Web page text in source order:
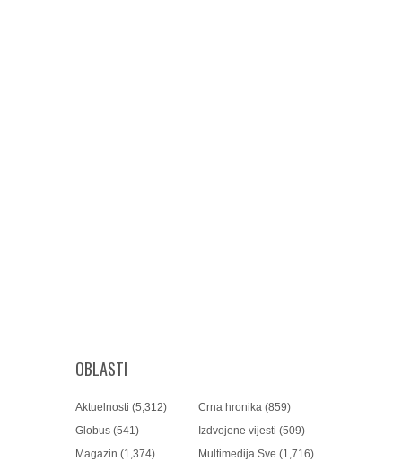
OBLASTI
Aktuelnosti (5,312) Crna hronika (859)
Globus (541) Izdvojene vijesti (509)
Magazin (1,374) Multimedija Sve (1,716)